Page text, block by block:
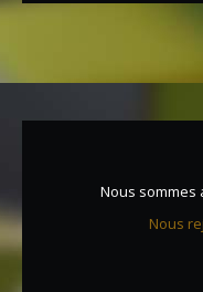
Nous sommes
Nous